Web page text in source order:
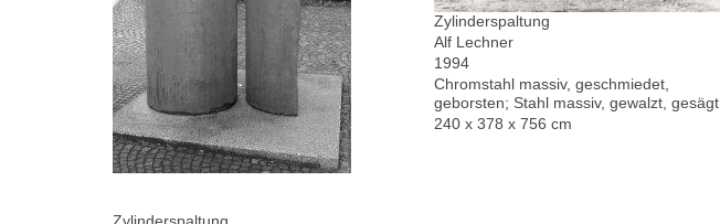
Zylinderspaltung
Alf Lechner
1994
Chromstahl massiv, geschmiedet,
geborsten; Stahl massiv, gewalzt, gesägt
240 x 378 x 756 cm